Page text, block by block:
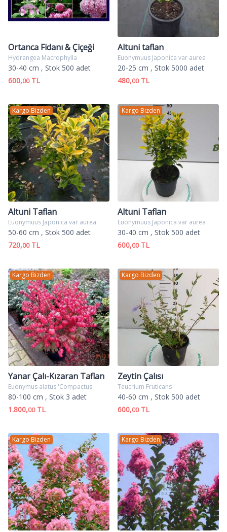
Ortanca Fidanı & Çiçeği
Hydrangea Macrophylla
30-40 cm , Stok 500 adet
600,00TL
Altuni taflan
Euonymuus Japonica var aurea
20-25 cm , Stok 5000 adet
480,00TL
Kargo Bizden
Altuni Taflan
Euonymuus Japonica var aurea
50-60 cm , Stok 500 adet
720,00TL
Kargo Bizden
Altuni Taflan
Euonymuus Japonica var aurea
30-40 cm , Stok 500 adet
600,00TL
Kargo Bizden
Yanar Çalı-Kızaran Taflan
Euonymus alatus 'Compactus'
80-100 cm , Stok 3 adet
1.800,00TL
Kargo Bizden
Zeytin Çalısı
Teucrium Fruticans
40-60 cm , Stok 500 adet
600,00TL
Kargo Bizden Kargo Bizden